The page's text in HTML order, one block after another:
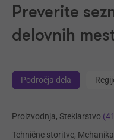
Preverite
delovnih
Področja dela
Proizvodnja, Steklarstvo
Tehnične storitve, Mehanika